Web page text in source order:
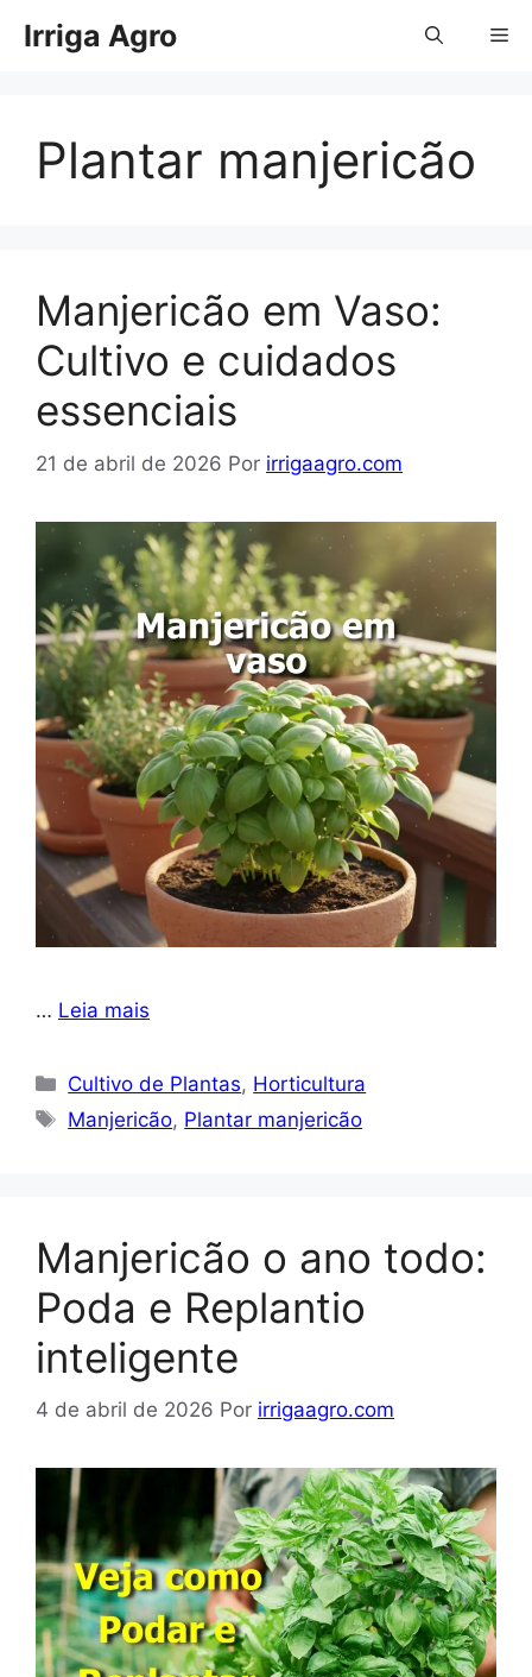
paraIrriga Agro
Plantar manjericão
Manjericão em Vaso:
Cultivo e cuidados
essenciais
21 de abril de 2026 Por irrigaagro.com
… Leia mais
Categorias
Cultivo de Plantas, Horticultura
Tags
Manjericão, Plantar manjericão
Manjericão o ano todo:
Poda e Replantio
inteligente
4 de abril de 2026 Por irrigaagro.com